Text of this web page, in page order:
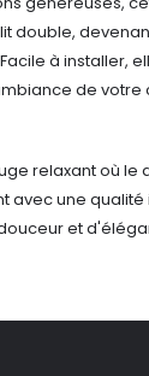
double,
à installer,
de votre
relaxant où le
avec une
et